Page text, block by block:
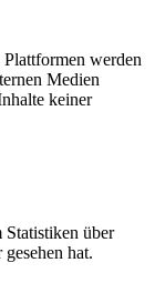
werden
Medien
keiner
über
hat.